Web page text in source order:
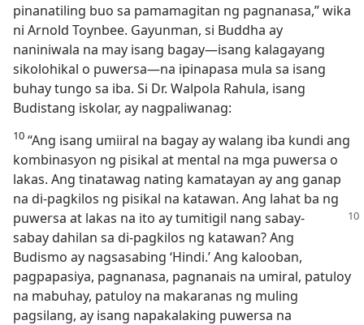
pinanatiling buo sa pamamagitan ng pagnanasa,” wika
ni Arnold Toynbee. Gayunman, si Buddha ay
naniniwala na may isang bagay​—isang kalagayang
sikolohikal o puwersa​—na ipinapasa mula sa isang
buhay tungo sa iba. Si Dr. Walpola Rahula, isang
Budistang iskolar, ay nagpaliwanag:
10 “Ang isang umiiral na bagay ay walang iba kundi ang
kombinasyon ng pisikal at mental na mga puwersa o
lakas. Ang tinatawag nating kamatayan ay ang ganap
na di-pagkilos ng pisikal na katawan. Ang lahat ba ng
puwersa at lakas na ito aytumitigil nang sabay-
sabay dahilan sa di-pagkilos ng katawan? Ang
Budismo ay nagsasabing ‘Hindi.’ Ang kalooban,
pagpapasiya, pagnanasa, pagnanais na umiral, patuloy
na mabuhay, patuloy na makaranas ng muling
pagsilang, ay isang napakalaking puwersa na